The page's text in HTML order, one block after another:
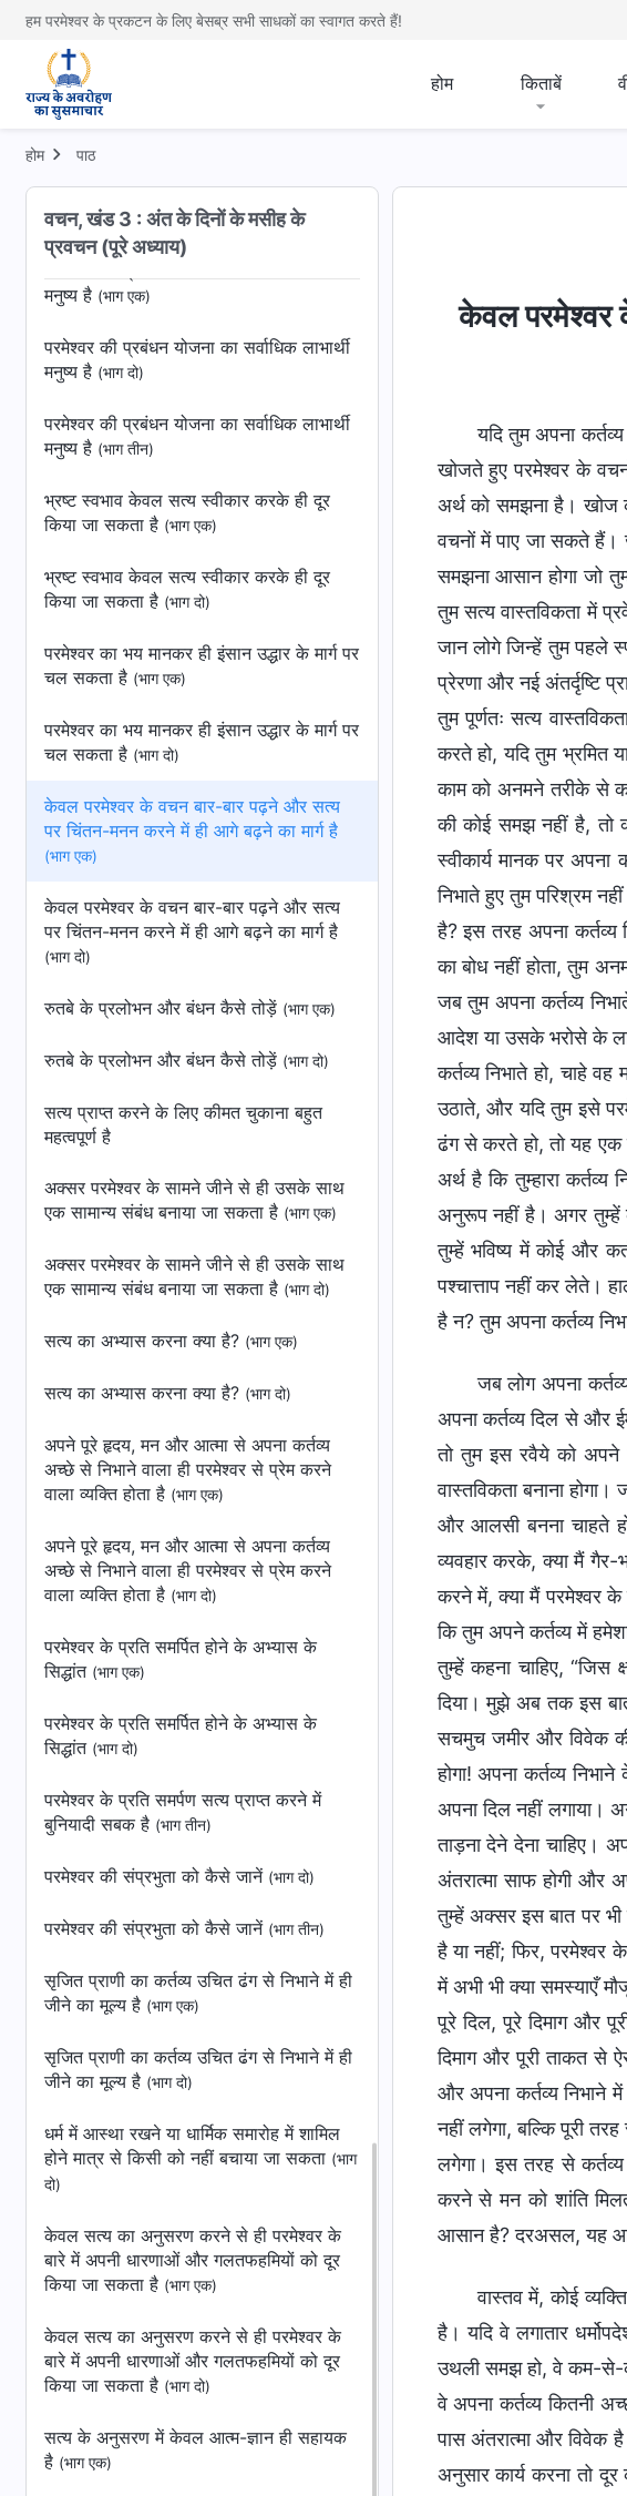
हम परमेश्वर के प्रकटन के लिए बेसब्र सभी साधकों का स्वागत करते हैं!
होम किताबें
होम पाठ
वचन, खंड 3 : अंत के दिनों के मसीह के
प्रवचन (पूरे अध्याय)
बेड़ियाँ तोड़ सकता है
सत्य का अभ्यास करके ही व्यक्ति भ्रष्ट स्वभाव की
परमेश्वर पर विश्वास करने में सबसे महत्वपूर्ण उसके
वचनों का अभ्यास और अनुभव करना है(भाग एक)
मनुष्‍य है (भाग एक)
परमेश्वर की प्रबंधन योजना का सर्वाधिक लाभार्थी
मनुष्‍य है (भाग दो)
परमेश्वर की प्रबंधन योजना का सर्वाधिक लाभार्थी
मनुष्‍य है (भाग तीन)
भ्रष्‍ट स्‍वभाव केवल सत्य स्वीकार करके ही दूर
किया जा सकता है (भाग एक)
भ्रष्‍ट स्‍वभाव केवल सत्य स्वीकार करके ही दूर
किया जा सकता है (भाग दो)
परमेश्वर का भय मानकर ही इंसान उद्धार के मार्ग पर
चल सकता है (भाग एक)
परमेश्वर का भय मानकर ही इंसान उद्धार के मार्ग पर
चल सकता है (भाग दो)
केवल परमेश्वर के वचन बार-बार पढ़ने और सत्य
पर चिंतन-मनन करने में ही आगे बढ़ने का मार्ग है
(भाग एक)
केवल परमेश्वर के वचन बार-बार पढ़ने और सत्य
पर चिंतन-मनन करने में ही आगे बढ़ने का मार्ग है
(भाग दो)
रुतबे के प्रलोभन और बंधन कैसे तोड़ें (भाग एक)
रुतबे के प्रलोभन और बंधन कैसे तोड़ें (भाग दो)
सत्य प्राप्त करने के लिए कीमत चुकाना बहुत
महत्वपूर्ण है
अक्सर परमेश्वर के सामने जीने से ही उसके साथ
एक सामान्य संबंध बनाया जा सकता है (भाग एक)
अक्सर परमेश्वर के सामने जीने से ही उसके साथ
एक सामान्य संबंध बनाया जा सकता है (भाग दो)
सत्‍य का अभ्‍यास करना क्‍या है? (भाग एक)
सत्‍य का अभ्‍यास करना क्‍या है? (भाग दो)
अपने पूरे हृदय, मन और आत्मा से अपना कर्तव्य
अच्छे से निभाने वाला ही परमेश्वर से प्रेम करने
वाला व्यक्ति होता है (भाग एक)
अपने पूरे हृदय, मन और आत्मा से अपना कर्तव्य
अच्छे से निभाने वाला ही परमेश्वर से प्रेम करने
वाला व्यक्ति होता है (भाग दो)
परमेश्वर के प्रति समर्पित होने के अभ्यास के
सिद्धांत (भाग एक)
परमेश्वर के प्रति समर्पित होने के अभ्यास के
सिद्धांत (भाग दो)
परमेश्वर के प्रति समर्पण सत्‍य प्राप्‍त करने में
बुनियादी सबक है (भाग तीन)
परमेश्वर की संप्रभुता को कैसे जानें (भाग दो)
परमेश्वर की संप्रभुता को कैसे जानें (भाग तीन)
सृजित प्राणी का कर्तव्य उचित ढंग से निभाने में ही
जीने का मूल्य है (भाग एक)
सृजित प्राणी का कर्तव्य उचित ढंग से निभाने में ही
जीने का मूल्य है (भाग दो)
धर्म में आस्था रखने या धार्मिक समारोह में शामिल
होने मात्र से किसी को नहीं बचाया जा सकता (भाग
दो)
केवल सत्य का अनुसरण करने से ही परमेश्वर के
बारे में अपनी धारणाओं और गलतफहमियों को दूर
किया जा सकता है (भाग एक)
केवल सत्य का अनुसरण करने से ही परमेश्वर के
बारे में अपनी धारणाओं और गलतफहमियों को दूर
किया जा सकता है (भाग दो)
सत्य के अनुसरण में केवल आत्म-ज्ञान ही सहायक
है (भाग एक)
केवल परमेश्वर
यदि तुम अपना
खोजते हुए परमेश्वर के
अर्थ को समझना है। खोज
वचनों में पाए जा सकते
समझना आसान होगा जो
तुम सत्य वास्तविकता में
जान लोगे जिन्हें तुम पहले
प्रेरणा और नई अंतर्दृष्टि
तुम पूर्णतः सत्य
करते हो, यदि तुम भ्रमित
काम को अनमने तरीके से
की कोई समझ नहीं है, तो
स्वीकार्य मानक पर अपना
निभाते हुए तुम परिश्रम
है? इस तरह अपना कर्तव्य
का बोध नहीं होता, तुम
जब तुम अपना कर्तव्य
आदेश या उसके भरोसे के
कर्तव्य निभाते हो, चाहे
उठाते, और यदि तुम इसे
ढंग से करते हो, तो यह एक
अर्थ है कि तुम्हारा
अनुरूप नहीं है। अगर तुम्हें
तुम्हें भविष्य में कोई और
पश्चात्ताप नहीं कर लेते।
है न? तुम अपना कर्तव्य
जब लोग अपना
अपना कर्तव्य दिल से और
तो तुम इस रवैये को अपने
वास्तविकता बनाना
और आलसी बनना चाहते
व्यवहार करके, क्या मैं गैर-
करने में, क्या मैं परमेश्वर के
कि तुम अपने कर्तव्य में
तुम्हें कहना चाहिए,
दिया। मुझे अब तक इस
सचमुच जमीर और विवेक
होगा! अपना कर्तव्य
अपना दिल नहीं लगाया।
ताड़ना देने देना चाहिए।
अंतरात्मा साफ होगी और
तुम्हें अक्सर इस बात पर भी
है या नहीं; फिर, परमेश्वर
में अभी भी क्या समस्याएँ
पूरे दिल, पूरे दिमाग और
दिमाग और पूरी ताकत से
और अपना कर्तव्य निभाने में
नहीं लगेगा, बल्कि पूरी
लगेगा। इस तरह से
करने से मन को शांति
आसान है? दरअसल, यह
वास्तव में, कोई
है। यदि वे लगातार
उथली समझ हो, वे कम-से-
वे अपना कर्तव्य कितनी
पास अंतरात्मा और विवेक
अनुसार कार्य करना तो